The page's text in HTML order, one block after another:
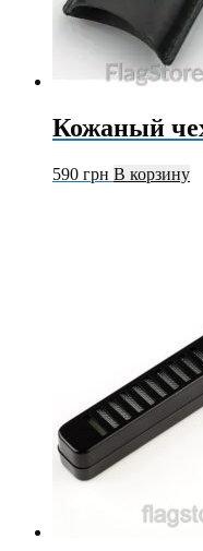
Кожаный
590 грн В корзину